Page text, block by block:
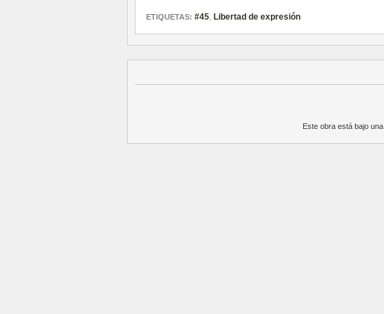
ETIQUETAS: #45, Libertad de expresión
Este obra está bajo una